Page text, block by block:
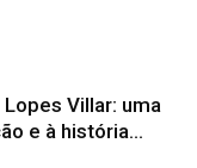
Villar: uma
e à história...